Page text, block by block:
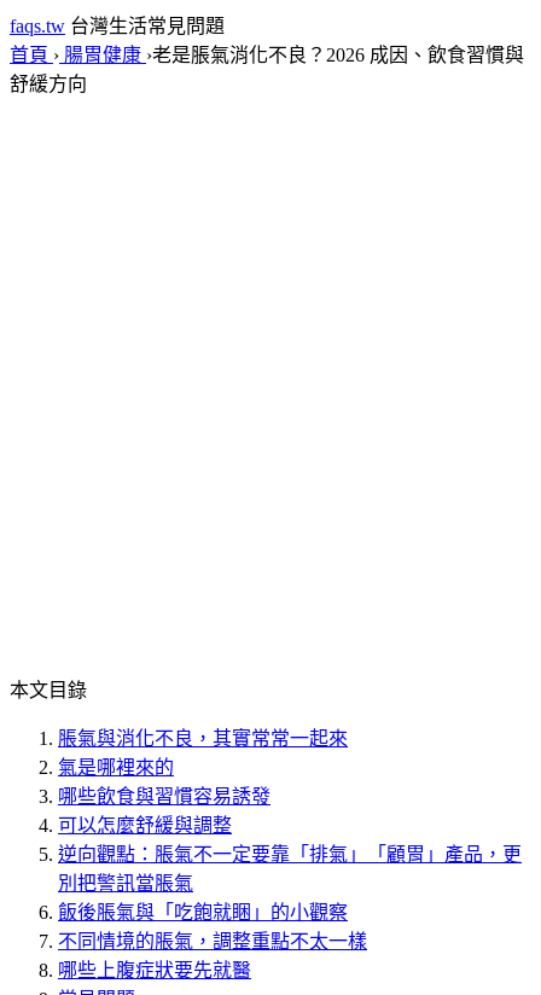
faqs.tw 台灣生活常見問題
首頁 › 腸胃健康 ›老是脹氣消化不良？2026 成因、飲食習慣與
舒緩方向
本文目錄
脹氣與消化不良，其實常常一起來
氣是哪裡來的
哪些飲食與習慣容易誘發
可以怎麼舒緩與調整
逆向觀點：脹氣不一定要靠「排氣」「顧胃」產品，更
別把警訊當脹氣
飯後脹氣與「吃飽就睏」的小觀察
不同情境的脹氣，調整重點不太一樣
哪些上腹症狀要先就醫